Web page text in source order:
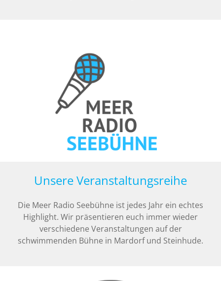
Unsere Veranstaltungsreihe
Die Meer Radio Seebühne ist jedes Jahr ein echtes
Highlight. Wir präsentieren euch immer wieder
verschiedene Veranstaltungen auf der
schwimmenden Bühne in Mardorf und Steinhude.